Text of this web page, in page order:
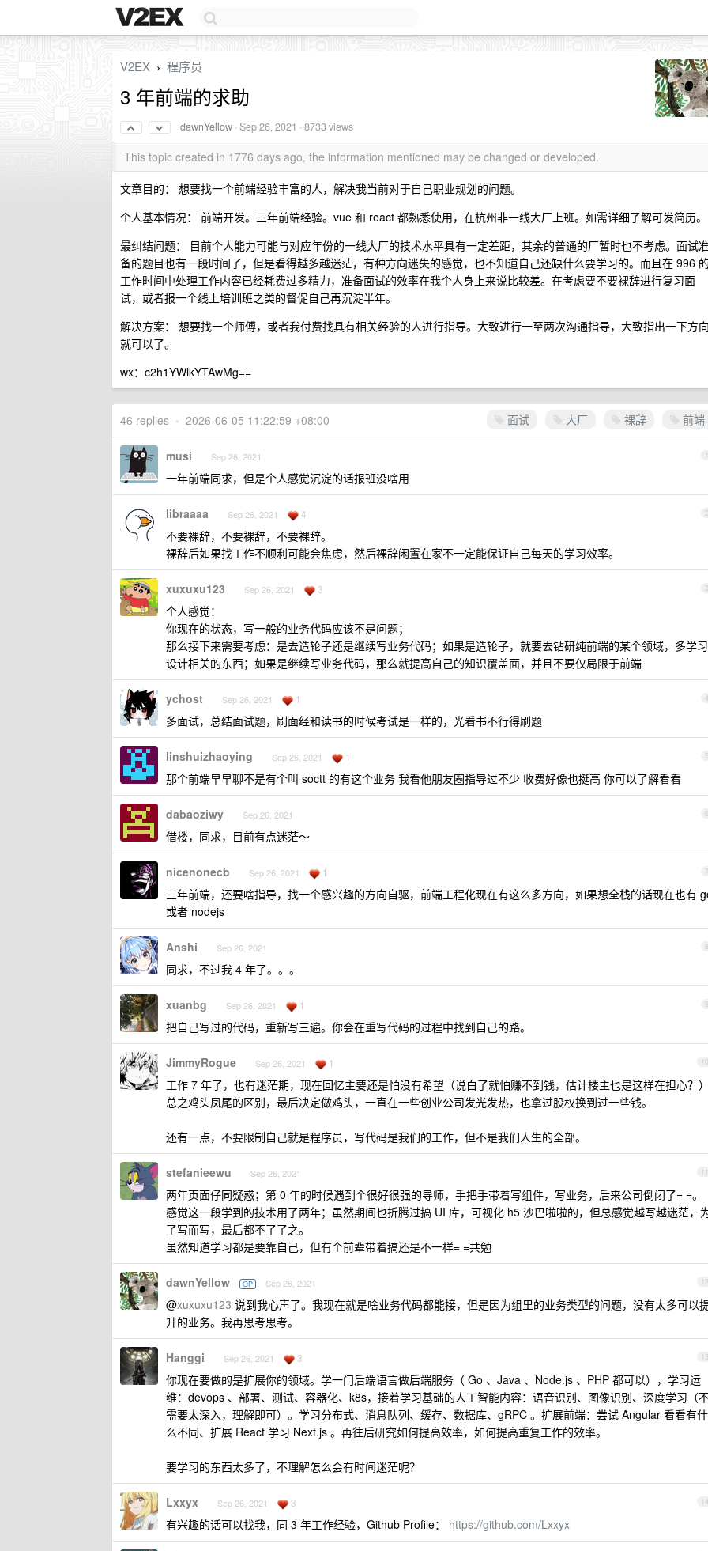
V2EX › 程序员
3 年前端的求助
dawnYellow ·Sep 26, 2021 · 8733 views
This topic created in 1776 days ago, the information mentioned may be changed or developed.
文章目的： 想要找一个前端经验丰富的人，解决我当前对于自己职业规划的问题。
个人基本情况： 前端开发。三年前端经验。vue 和 react 都熟悉使用，在杭州非一线大厂上班。如需详细了解可发简历。
最纠结问题： 目前个人能力可能与对应年份的一线大厂的技术水平具有一定差距，其余的普通的厂暂时也不考虑。面试准
备的题目也有一段时间了，但是看得越多越迷茫，有种方向迷失的感觉，也不知道自己还缺什么要学习的。而且在 996 的
工作时间中处理工作内容已经耗费过多精力，准备面试的效率在我个人身上来说比较差。在考虑要不要裸辞进行复习面
试，或者报一个线上培训班之类的督促自己再沉淀半年。
解决方案： 想要找一个师傅，或者我付费找具有相关经验的人进行指导。大致进行一至两次沟通指导，大致指出一下方向
就可以了。
wx：c2h1YWlkYTAwMg==
面试 大厂 裸辞 前端
46 replies • 2026-06-05 11:22:59 +08:00
1
musi Sep 26, 2021
一年前端同求，但是个人感觉沉淀的话报班没啥用
2
libraaaa Sep 26, 2021 4
不要裸辞，不要裸辞，不要裸辞。
裸辞后如果找工作不顺利可能会焦虑，然后裸辞闲置在家不一定能保证自己每天的学习效率。
3
xuxuxu123 Sep 26, 2021 3
个人感觉：
你现在的状态，写一般的业务代码应该不是问题；
那么接下来需要考虑：是去造轮子还是继续写业务代码；如果是造轮子，就要去钻研纯前端的某个领域，多学习
设计相关的东西；如果是继续写业务代码，那么就提高自己的知识覆盖面，并且不要仅局限于前端
4
ychost Sep 26, 2021 1
多面试，总结面试题，刷面经和读书的时候考试是一样的，光看书不行得刷题
5
linshuizhaoying Sep 26, 2021 1
那个前端早早聊不是有个叫 soctt 的有这个业务 我看他朋友圈指导过不少 收费好像也挺高 你可以了解看看
6
dabaoziwy Sep 26, 2021
借楼，同求，目前有点迷茫～
7
nicenonecb Sep 26, 2021 1
三年前端，还要啥指导，找一个感兴趣的方向自驱，前端工程化现在有这么多方向，如果想全栈的话现在也有
或者 nodejs
8
Anshi Sep 26, 2021
同求，不过我 4 年了。。。
9
xuanbg Sep 26, 2021 1
把自己写过的代码，重新写三遍。你会在重写代码的过程中找到自己的路。
10
JimmyRogue Sep 26, 2021 1
工作 7 年了，也有迷茫期，现在回忆主要还是怕没有希望（说白了就怕赚不到钱，估计楼主也是这样在担心？）
总之鸡头凤尾的区别，最后决定做鸡头，一直在一些创业公司发光发热，也拿过股权换到过一些钱。
还有一点，不要限制自己就是程序员，写代码是我们的工作，但不是我们人生的全部。
11
stefanieewu Sep 26, 2021
两年页面仔同疑惑；第 0 年的时候遇到个很好很强的导师，手把手带着写组件，写业务，后来公司倒闭了= =。
感觉这一段学到的技术用了两年；虽然期间也折腾过搞 UI 库，可视化 h5 沙巴啦啦的，但总感觉越写越迷茫，
了写而写，最后都不了了之。
虽然知道学习都是要靠自己，但有个前辈带着搞还是不一样= =共勉
12
dawnYellow OP Sep 26, 2021
@xuxuxu123 说到我心声了。我现在就是啥业务代码都能接，但是因为组里的业务类型的问题，没有太多可以
升的业务。我再思考思考。
13
Hanggi Sep 26, 2021 3
你现在要做的是扩展你的领域。学一门后端语言做后端服务（ Go 、Java 、Node.js 、PHP 都可以），学习运
维：devops 、部署、测试、容器化、k8s，接着学习基础的人工智能内容：语音识别、图像识别、深度学习（
需要太深入，理解即可）。学习分布式、消息队列、缓存、数据库、gRPC 。扩展前端：尝试 Angular 看看有什
么不同、扩展 React 学习 Next.js 。再往后研究如何提高效率，如何提高重复工作的效率。
要学习的东西太多了，不理解怎么会有时间迷茫呢？
14
Lxxyx Sep 26, 2021 3
有兴趣的话可以找我，同 3 年工作经验，Github Profile： https://github.com/Lxxyx